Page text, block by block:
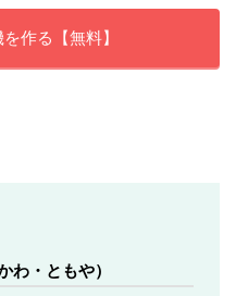
作る【無料】
わ・ともや）